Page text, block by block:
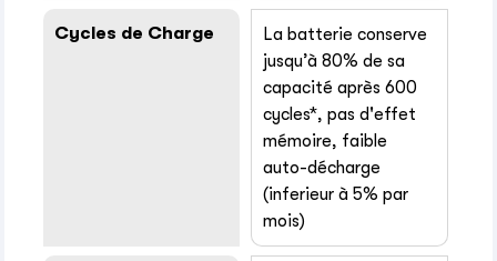
Cycles de Charge
La batterie conserve
jusqu’à 80% de sa
capacité après 600
cycles*, pas d'effet
mémoire, faible
auto-décharge
(inferieur à 5% par
mois)